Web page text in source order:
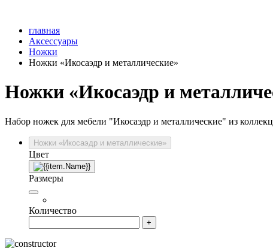
главная
Аксессуары
Ножки
Ножки «Икосаэдр и металлические»
Ножки «Икосаэдр и
Набор ножек для мебели "Икосаэдр и металлические" из
Ножки «Икосаэдр и металлические»
Цвет
Размеры
Количество
+